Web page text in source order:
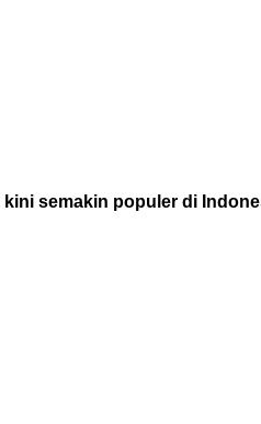
semakin populer di